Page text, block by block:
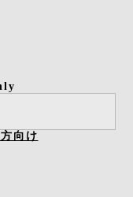
向け